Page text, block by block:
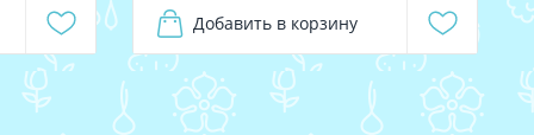
Добавить в корзину